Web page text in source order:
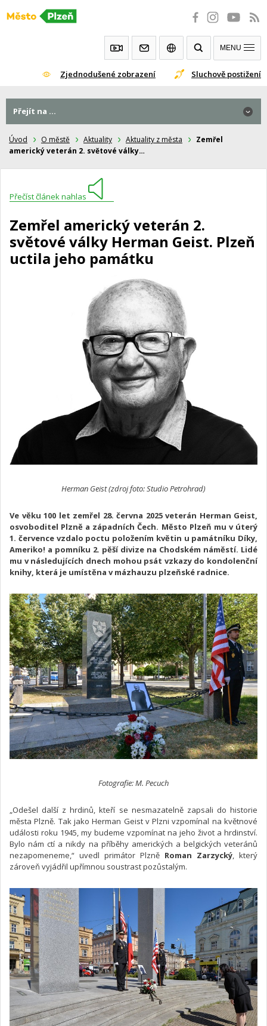
Přeskočit
Zjednodušené zobrazení Sluchově postižení
MENU
Úvod O městě Aktuality Aktuality z města
Zemřel
americký veterán 2. světové války…
Přečíst článek nahlas
Zemřel americký veterán 2.
světové války Herman Geist. Plzeň
uctila jeho památku
Herman Geist (zdroj foto: Studio Petrohrad)
Ve věku 100 let zemřel 28. června 2025 veterán Herman Geist,
osvoboditel Plzně a západních Čech. Město Plzeň mu v úterý
1. července vzdalo poctu položením květin u památníku Díky,
Ameriko! a pomníku 2. pěší divize na Chodském náměstí. Lidé
mu v následujících dnech mohou psát vzkazy do kondolenční
knihy, která je umístěna v mázhauzu plzeňské radnice.
Fotografie: M. Pecuch
„Odešel další z hrdinů, kteří se nesmazatelně zapsali do historie
města Plzně. Tak jako Herman Geist v Plzni vzpomínal na květnové
události roku 1945, my budeme vzpomínat na jeho život a hrdinství.
Bylo nám ctí a nikdy na příběhy amerických a belgických veteránů
nezapomeneme,“ uvedl primátor Plzně Roman Zarzycký, který
zároveň vyjádřil upřímnou soustrast pozůstalým.
Přejít na ...